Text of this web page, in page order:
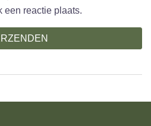
een reactie plaats.